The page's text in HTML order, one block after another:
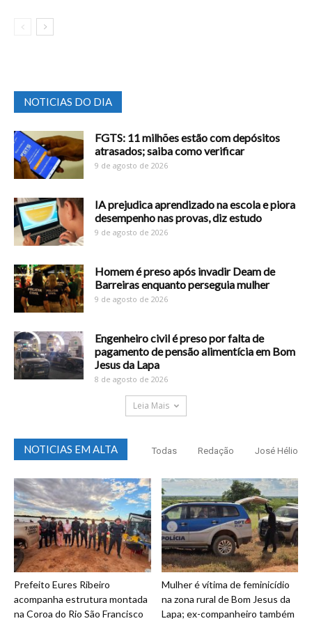
NOTICIAS DO DIA
FGTS: 11 milhões estão com depósitos
atrasados; saiba como verificar
9 de agosto de 2026
IA prejudica aprendizado na escola e piora
desempenho nas provas, diz estudo
9 de agosto de 2026
Homem é preso após invadir Deam de
Barreiras enquanto perseguia mulher
9 de agosto de 2026
Engenheiro civil é preso por falta de
pagamento de pensão alimentícia em Bom
Jesus da Lapa
8 de agosto de 2026
Leia Mais
NOTICIAS EM ALTA Todas Redação José Hélio
Prefeito Eures Ribeiro
acompanha estrutura montada
na Coroa do Rio São Francisco
Mulher é vítima de feminicídio
na zona rural de Bom Jesus da
Lapa; ex-companheiro também